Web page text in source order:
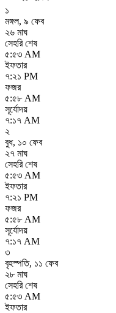
১
মঙ্গল, ৯ ফেব
২৬ মাঘ
সেহরি শেষ
৫:৫৩ AM
ইফতার
৭:২১ PM
ফজর
৫:৫৮ AM
সূর্যোদয়
৭:১৭ AM
২
বুধ, ১০ ফেব
২৭ মাঘ
সেহরি শেষ
৫:৫৩ AM
ইফতার
৭:২১ PM
ফজর
৫:৫৮ AM
সূর্যোদয়
৭:১৭ AM
৩
বৃহস্পতি, ১১ ফেব
২৮ মাঘ
সেহরি শেষ
৫:৫৩ AM
ইফতার